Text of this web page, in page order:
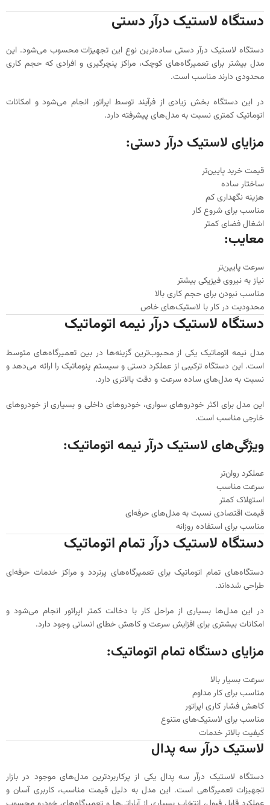
دستگاه لاستیک درآر دستی
دستگاه لاستیک درآر دستی ساده‌ترین نوع این تجهیزات محسوب می‌شود. این
مدل بیشتر برای تعمیرگاه‌های کوچک، مراکز پنچرگیری و افرادی که حجم کاری
محدودی دارند مناسب است.
در این دستگاه بخش زیادی از فرآیند توسط اپراتور انجام می‌شود و امکانات
اتوماتیک کمتری نسبت به مدل‌های پیشرفته دارد.
مزایای لاستیک درآر دستی:
قیمت خرید پایین‌تر
ساختار ساده
هزینه نگهداری کم
مناسب برای شروع کار
اشغال فضای کمتر
معایب:
سرعت پایین‌تر
نیاز به نیروی فیزیکی بیشتر
مناسب نبودن برای حجم کاری بالا
محدودیت در کار با لاستیک‌های خاص
دستگاه لاستیک درآر نیمه اتوماتیک
مدل نیمه اتوماتیک یکی از محبوب‌ترین گزینه‌ها در بین تعمیرگاه‌های متوسط
است. این دستگاه ترکیبی از عملکرد دستی و سیستم پنوماتیک را ارائه می‌دهد و
نسبت به مدل‌های ساده سرعت و دقت بالاتری دارد.
این مدل برای اکثر خودروهای سواری، خودروهای داخلی و بسیاری از خودروهای
خارجی مناسب است.
ویژگی‌های لاستیک درآر نیمه اتوماتیک:
عملکرد روان‌تر
سرعت مناسب
استهلاک کمتر
قیمت اقتصادی نسبت به مدل‌های حرفه‌ای
مناسب برای استفاده روزانه
دستگاه لاستیک درآر تمام اتوماتیک
دستگاه‌های تمام اتوماتیک برای تعمیرگاه‌های پرتردد و مراکز خدمات حرفه‌ای
طراحی شده‌اند.
در این مدل‌ها بسیاری از مراحل کار با دخالت کمتر اپراتور انجام می‌شود و
امکانات بیشتری برای افزایش سرعت و کاهش خطای انسانی وجود دارد.
مزایای دستگاه تمام اتوماتیک:
سرعت بسیار بالا
مناسب برای کار مداوم
کاهش فشار کاری اپراتور
مناسب برای لاستیک‌های متنوع
کیفیت بالاتر خدمات
لاستیک درآر سه پدال
دستگاه لاستیک درآر سه پدال یکی از پرکاربردترین مدل‌های موجود در بازار
تجهیزات تعمیرگاهی است. این مدل به دلیل قیمت مناسب، کاربری آسان و